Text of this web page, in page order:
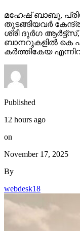
മഹേഷ് ബാബു,
തുടങ്ങിയവർ
ശ്രീ ദുർഗ
ബാനറുകളിൽ
കർത്തികേയ
Published
12 hours ago
on
November 17, 2025
By
webdesk18